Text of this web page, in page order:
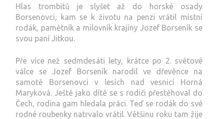
Hlas trombitů je slyšet až do horské osady
Borsenovci, kam se k životu na penzi vrátil místní
rodák, pamětník a milovník krajiny Jozef Borseník se
svou paní Jitkou.
Pře více než sedmdesáti lety, krátce po 2. světové
válce se Jozef Borseník narodil ve dřevěnce na
samotě Borsenovci v lesích nad vesnicí Horná
Maryková. Ještě jako dítě se s rodiči přestěhoval do
Čech, rodina gam hledala práci. Teď se rodák do své
rodné roubenky natrvalo vrátil. Většinu roku tam žije